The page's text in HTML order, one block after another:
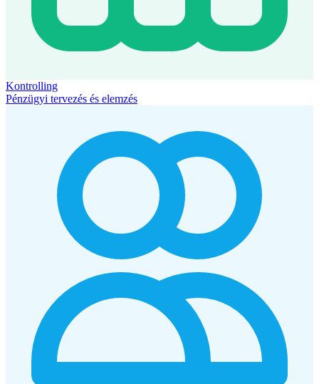
Kontrolling
Pénzügyi tervezés és elemzés